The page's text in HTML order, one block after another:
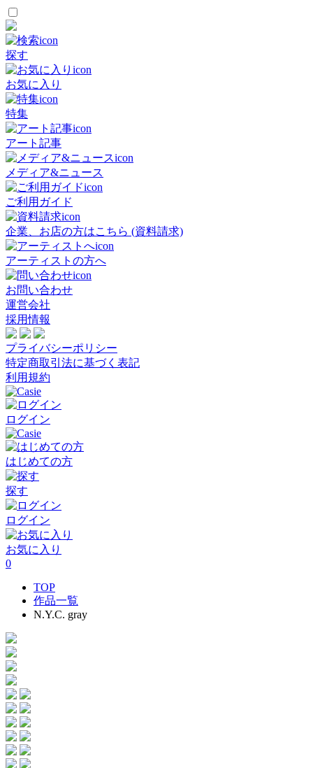
探す
お気に入り
特集
アート記事
メディア&ニュース
ご利用ガイド
企業、お店の方はこちら (資料請求)
アーティストの方へ
お問い合わせ
運営会社
採用情報
プライバシーポリシー
特定商取引法に基づく表記
利用規約
ログイン
はじめての方
探す
ログイン
お気に入り
0
TOP
作品一覧
N.Y.C. gray